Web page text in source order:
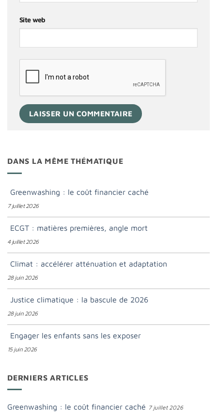
Site web
DANS LA MÊME THÉMATIQUE
Greenwashing : le coût financier caché
7 juillet 2026
ECGT : matières premières, angle mort
4 juillet 2026
Climat : accélérer atténuation et adaptation
28 juin 2026
Justice climatique : la bascule de 2026
28 juin 2026
Engager les enfants sans les exposer
15 juin 2026
DERNIERS ARTICLES
Greenwashing : le coût financier caché 7 juillet 2026